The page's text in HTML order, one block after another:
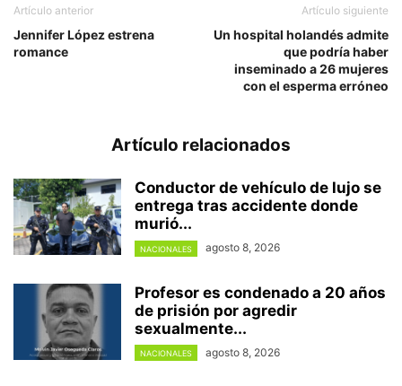
Artículo anterior
Jennifer López estrena
romance
Artículo siguiente
Un hospital holandés admite
que podría haber
inseminado a 26 mujeres
con el esperma erróneo
Artículo relacionados
Conductor de vehículo de lujo se
entrega tras accidente donde
murió...
NACIONALES agosto 8, 2026
Profesor es condenado a 20 años
de prisión por agredir
sexualmente...
NACIONALES agosto 8, 2026